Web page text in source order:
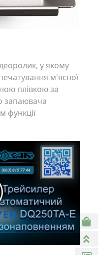
у якому
м'ясної
плівкою за
запаювача
функції